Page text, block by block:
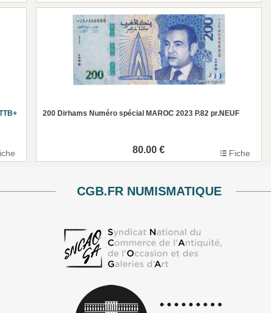
200 Dirhams Numéro spécial MAROC 2023 P.82 pr.NEUF
80.00 € Fiche
CGB.FR NUMISMATIQUE